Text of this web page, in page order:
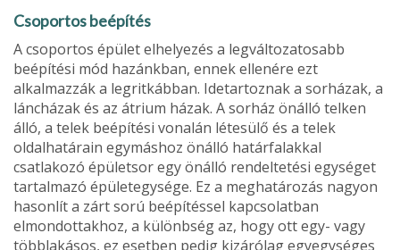
Csoportos beépítés
A csoportos épület elhelyezés a legváltozatosabb
beépítési mód hazánkban, ennek ellenére ezt
alkalmazzák a legritkábban. Idetartoz­nak a sorházak, a
láncházak és az átrium házak. A sorház önálló telken
álló, a telek beépítési vonalán létesülő és a telek
oldalhatárain egymáshoz önálló ha­tárfalakkal
csatlakozó épületsor egy önálló rendeltetési egységet
tartal­mazó épületegysége. Ez a meghatá­rozás nagyon
hasonlít a zárt sorú beépítéssel kapcsolatban
elmondot­takhoz, a különbség az, hogy ott egy- vagy
többlakásos, ez esetben pedig kizárólag egyegységes